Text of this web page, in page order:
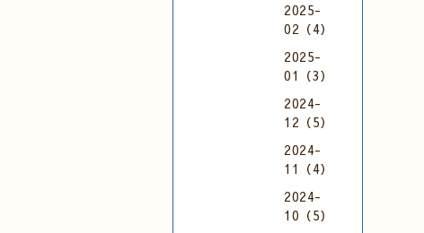
2025-
02（4）
2025-
01（3）
2024-
12（5）
2024-
11（4）
2024-
10（5）